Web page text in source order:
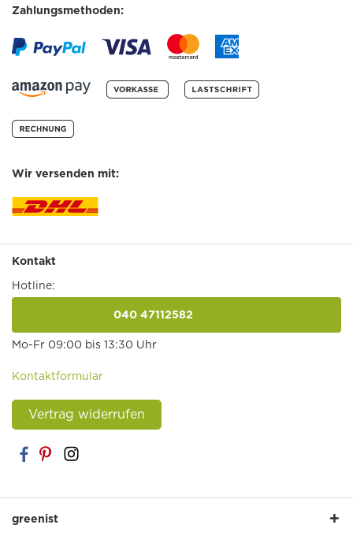
Zahlungsmethoden:
Wir versenden mit:
Kontakt
Hotline:
040 47112582
Mo-Fr 09:00 bis 13:30 Uhr
Kontaktformular
Vertrag widerrufen
greenist